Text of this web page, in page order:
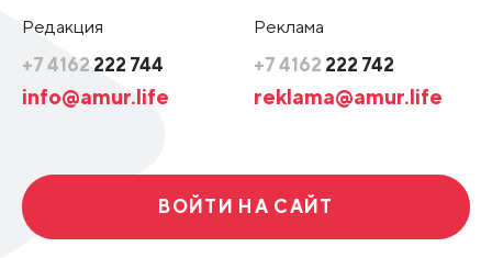
Редакция
+7 4162 222 744
info@amur.life
Реклама
+7 4162 222 742
reklama@amur.life
ВОЙТИ НА САЙТ